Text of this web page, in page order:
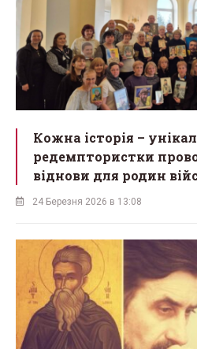
Кожна історія –
редемптористки
віднови для родин
24 Березня 2026 в 13:08